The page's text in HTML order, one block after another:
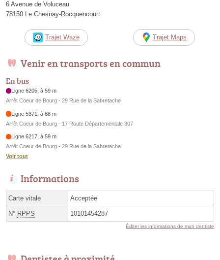
6 Avenue de Voluceau
78150 Le Chesnay-Rocquencourt
Trajet Waze Trajet Maps
Venir en transports en commun
En bus
Ligne 6205, à 59 m
Arrêt Coeur de Bourg - 29 Rue de la Sabretache
Ligne 5371, à 88 m
Arrêt Coeur de Bourg - 17 Route Départementale 307
Ligne 6217, à 59 m
Arrêt Coeur de Bourg - 29 Rue de la Sabretache
Voir tout
Informations
Carte vitale Acceptée
N° RPPS 10101454287
Éditer les informations de mon dentiste